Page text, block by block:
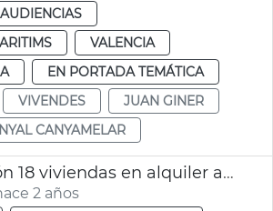
VALENCIA
EN PORTADA TEMÁTICA
VIVENDES
JUAN GINER
CANYAMELAR
Adjudicación 18 viviendas en alquiler asequible
2 años